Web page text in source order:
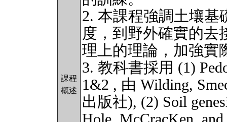
課程
概述
2. 本課程強調土壤基
度，到野外確實的去
理上的理論，加強實
3. 教科書採用 (1)
1&2 , 由 Wilding,
出版社), (2) Soil